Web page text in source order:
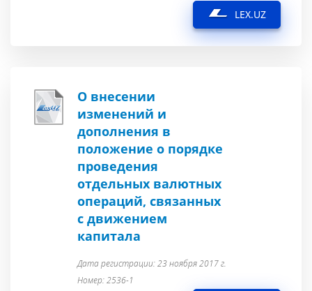
LEX.UZ
О внесении
изменений и
дополнения в
положение о порядке
проведения
отдельных валютных
операций, связанных
с движением
капитала
Дата регистрации: 23 ноября 2017 г.
Номер: 2536-1